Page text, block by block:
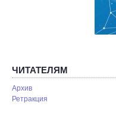
ЧИТАТЕЛЯМ
Архив
Ретракция